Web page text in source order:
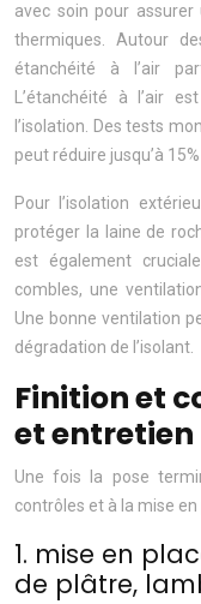
avec soin pour
thermiques. Autour
étanchéité à l’air
L’étanchéité à l’air
l’isolation. Des tests
peut réduire jusqu’à
Pour l’isolation
protéger la laine de
est également
combles, une
Une bonne ventilation
dégradation de l’isolant.
Finition et
et entretien
Une fois la pose
contrôles et à la mise en
1. mise en
de plâtre,